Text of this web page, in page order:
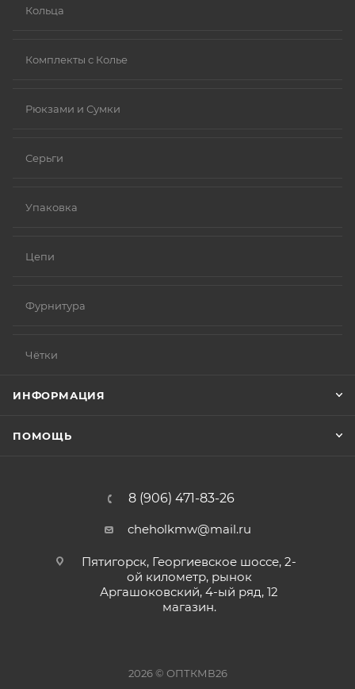
Кольца
Комплекты с Колье
Рюкзами и Сумки
Серьги
Упаковка
Цепи
Фурнитура
Чётки
ИНФОРМАЦИЯ
ПОМОЩЬ
8 (906) 471-83-26
cheholkmw@mail.ru
Пятигорск, Георгиевское шоссе, 2-
ой километр, рынок
Аргашоковский, 4-ый ряд, 12
магазин.
2026 © ОПТКМВ26